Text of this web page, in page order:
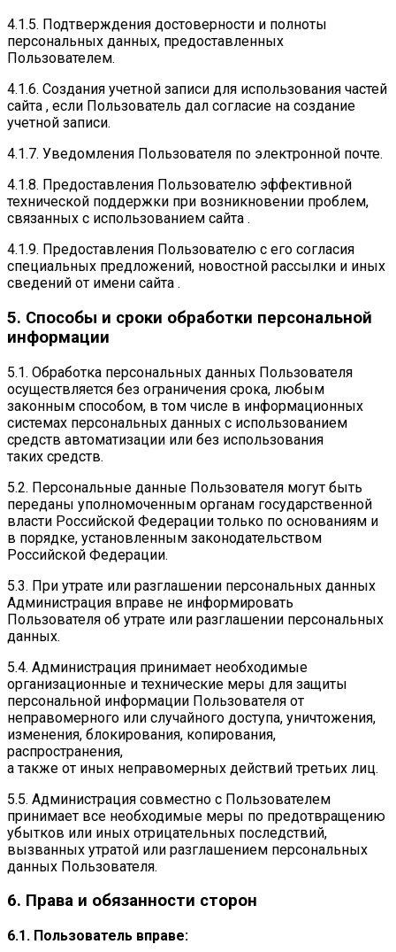
4.1.5. Подтверждения достоверности и полноты
персональных данных, предоставленных
Пользователем.
4.1.6. Создания учетной записи для использования частей
сайта , если Пользователь дал согласие на создание
учетной записи.
4.1.7. Уведомления Пользователя по электронной почте.
4.1.8. Предоставления Пользователю эффективной
технической поддержки при возникновении проблем,
связанных с использованием сайта .
4.1.9. Предоставления Пользователю с его согласия
специальных предложений, новостной рассылки и иных
сведений от имени сайта .
5. Способы и сроки обработки персональной
информации
5.1. Обработка персональных данных Пользователя
осуществляется без ограничения срока, любым
законным способом, в том числе в информационных
системах персональных данных с использованием
средств автоматизации или без использования
таких средств.
5.2. Персональные данные Пользователя могут быть
переданы уполномоченным органам государственной
власти Российской Федерации только по основаниям и
в порядке, установленным законодательством
Российской Федерации.
5.3. При утрате или разглашении персональных данных
Администрация вправе не информировать
Пользователя об утрате или разглашении персональных
данных.
5.4. Администрация принимает необходимые
организационные и технические меры для защиты
персональной информации Пользователя от
неправомерного или случайного доступа, уничтожения,
изменения, блокирования, копирования,
распространения,
а также от иных неправомерных действий третьих лиц.
5.5. Администрация совместно с Пользователем
принимает все необходимые меры по предотвращению
убытков или иных отрицательных последствий,
вызванных утратой или разглашением персональных
данных Пользователя.
6. Права и обязанности сторон
6.1. Пользователь вправе: